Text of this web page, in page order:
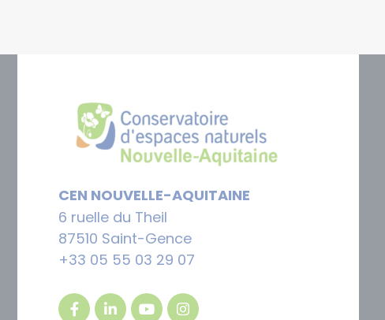
CEN NOUVELLE-AQUITAINE
6 ruelle du Theil
87510 Saint-Gence
+33 05 55 03 29 07